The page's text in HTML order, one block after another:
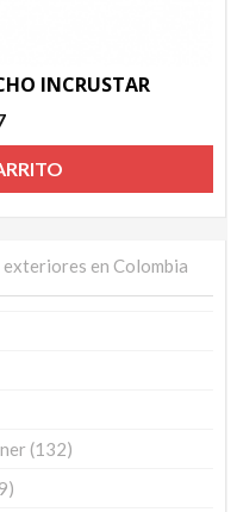
INCRUSTAR
en Colombia
132132
99